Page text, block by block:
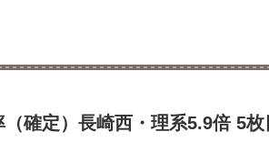
確定）長崎西・理系5.9倍 5